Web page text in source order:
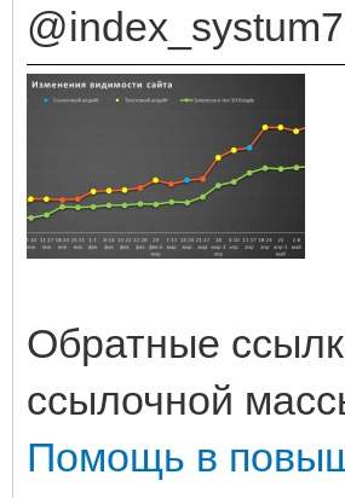
Обратные
ссылочной
Помощь в